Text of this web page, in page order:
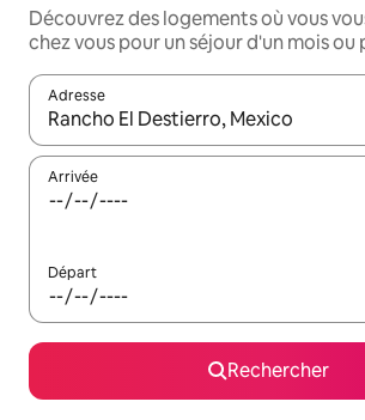
Découvrez des logements où vous
chez vous pour un séjour d'un mois ou
Adresse
Lorsque les résultats s'affichent, utilisez
Arrivée
Départ
Rechercher